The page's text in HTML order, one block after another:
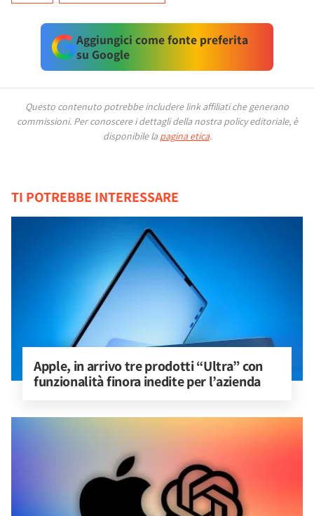
Aggiungici come fonte preferita
su Google
Questo contenuto potrebbe includere link affiliati che generano
commissioni. Per conoscere i dettagli della nostra policy editoriale, è
disponibile la pagina etica.
TI POTREBBE INTERESSARE
Apple, in arrivo tre prodotti “Ultra” con
funzionalità finora inedite per l’azienda